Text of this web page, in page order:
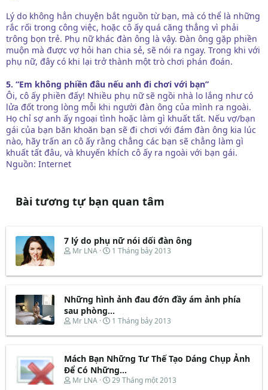
Lý do không hẳn chuyện bắt nguồn từ bạn, mà có thể là những
rắc rối trong công việc, hoặc cô ấy quá căng thẳng vì phải
trông bọn trẻ. Phụ nữ khác đàn ông là vậy. Đàn ông gặp phiền
muộn mà được vợ hỏi han chia sẻ, sẽ nói ra ngay. Trong khi với
phụ nữ, đây có khi lại trở thành một trò chơi phán đoán.
5. “Em không phiền đâu nếu anh đi chơi với bạn”
Ôi, cô ấy phiền đấy! Nhiều phụ nữ sẽ ngồi nhà lo lắng như có
lửa đốt trong lòng mỗi khi người đàn ông của mình ra ngoài.
Họ chỉ sợ anh ấy ngoại tình hoặc làm gì khuất tất. Nếu vợ/bạn
gái của bạn băn khoăn bạn sẽ đi chơi với đám đàn ông kia lúc
nào, hãy trấn an cô ấy rằng chẳng các bạn sẽ chẳng làm gì
khuất tất đâu, và khuyến khích cô ấy ra ngoài với bạn gái.
Nguồn: Internet
Bài tương tự bạn quan tâm
7 lý do phụ nữ nói dối đàn ông
T
e
d
s
t
a
r
e
r
Mr LNA
N
y
ắ
đ
ầ
u
1 Tháng bảy 2013
Những hình ảnh đau đớn đầy ám ảnh phía
sau phòng...
T
r
a
d
s
Mr LNA
N
à
b
ắ
t
1 Tháng bảy 2013
Mách Bạn Những Tư Thế Tạo Dáng Chụp Ảnh
Để Có Những...
T
Mr LNA
N
29 Tháng một 2013